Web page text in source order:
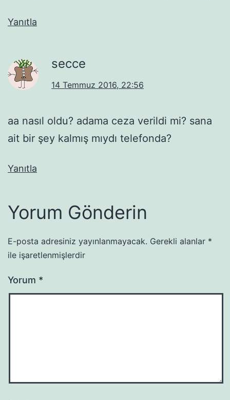
Yanıtla
secce
14 Temmuz 2016, 22:56
aa nasıl oldu? adama ceza verildi mi? sana
ait bir şey kalmış mıydı telefonda?
Yanıtla
Yorum Gönderin
E-posta adresiniz yayınlanmayacak. Gerekli alanlar *
ile işaretlenmişlerdir
Yorum *